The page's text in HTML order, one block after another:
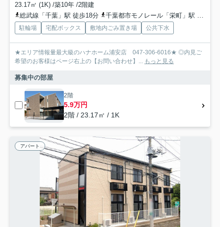
23.17㎡ (1K) /築10年 /2階建
総武線「千葉」駅 徒歩18分
千葉都市モノレール「栄町」駅 徒歩10分
駐輪場 宅配ボックス 敷地内ごみ置き場 公共下水
★エリア情報量最大級のハナホーム浦安店 047-306-6016★ ◎内見ご
希望のお客様はページ右上の【お問い合わせ】...
もっと見る
募集中の部屋
2階
5.9万円
2階 / 23.17㎡ / 1K
アパート